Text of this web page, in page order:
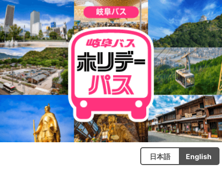
日本語 English